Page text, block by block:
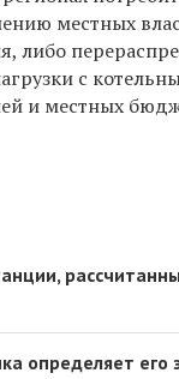
местных
либо
с
и местных
определяет его